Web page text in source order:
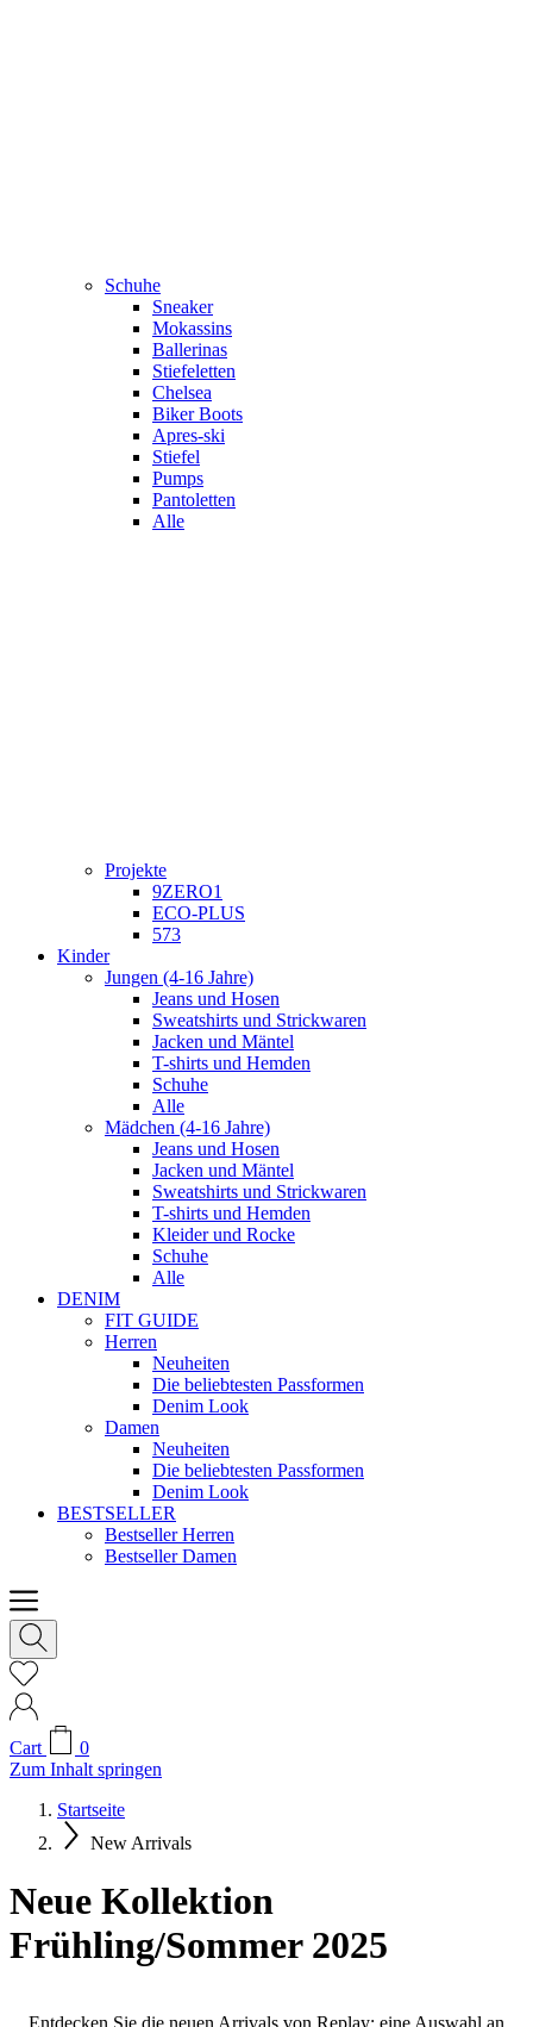
Schuhe
Sneaker
Mokassins
Ballerinas
Stiefeletten
Chelsea
Biker Boots
Apres-ski
Stiefel
Pumps
Pantoletten
Alle
Projekte
9ZERO1
ECO-PLUS
573
Kinder
Jungen (4-16 Jahre)
Jeans und Hosen
Sweatshirts und Strickwaren
Jacken und Mäntel
T-shirts und Hemden
Schuhe
Alle
Mädchen (4-16 Jahre)
Jeans und Hosen
Jacken und Mäntel
Sweatshirts und Strickwaren
T-shirts und Hemden
Kleider und Rocke
Schuhe
Alle
DENIM
FIT GUIDE
Herren
Neuheiten
Die beliebtesten Passformen
Denim Look
Damen
Neuheiten
Die beliebtesten Passformen
Denim Look
BESTSELLER
Bestseller Herren
Bestseller Damen
Cart
0
Zum Inhalt springen
Startseite
New Arrivals
Neue Kollektion
Frühling/Sommer 2025
Entdecken Sie die neuen Arrivals von Replay: eine Auswahl an